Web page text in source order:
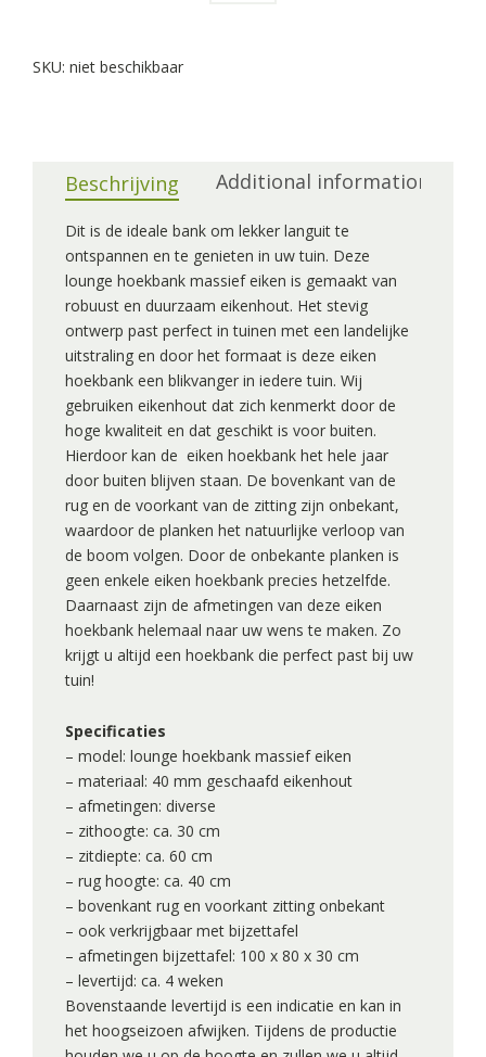
SKU: niet beschikbaar
Beschrijving Additional information
Dit is de ideale bank om lekker languit te
ontspannen en te genieten in uw tuin. Deze
lounge hoekbank massief eiken is gemaakt van
robuust en duurzaam eikenhout. Het stevig
ontwerp past perfect in tuinen met een landelijke
uitstraling en door het formaat is deze eiken
hoekbank een blikvanger in iedere tuin. Wij
gebruiken eikenhout dat zich kenmerkt door de
hoge kwaliteit en dat geschikt is voor buiten.
Hierdoor kan de eiken hoekbank het hele jaar
door buiten blijven staan. De bovenkant van de
rug en de voorkant van de zitting zijn onbekant,
waardoor de planken het natuurlijke verloop van
de boom volgen. Door de onbekante planken is
geen enkele eiken hoekbank precies hetzelfde.
Daarnaast zijn de afmetingen van deze eiken
hoekbank helemaal naar uw wens te maken. Zo
krijgt u altijd een hoekbank die perfect past bij uw
tuin!
Specificaties
– model: lounge hoekbank massief eiken
– materiaal: 40 mm geschaafd eikenhout
– afmetingen: diverse
– zithoogte: ca. 30 cm
– zitdiepte: ca. 60 cm
– rug hoogte: ca. 40 cm
– bovenkant rug en voorkant zitting onbekant
– ook verkrijgbaar met bijzettafel
– afmetingen bijzettafel: 100 x 80 x 30 cm
– levertijd: ca. 4 weken
Bovenstaande levertijd is een indicatie en kan in
het hoogseizoen afwijken. Tijdens de productie